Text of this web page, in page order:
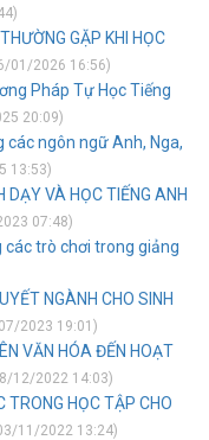
GẶP KHI HỌC
01/2026 16:56)
Pháp Tự Học Tiếng
20:09)
các ngôn ngữ Anh, Nga,
13:53)
VÀ HỌC TIẾNG ANH
07:48)
các trò chơi trong giảng
NGÀNH CHO SINH
2023 19:01)
VĂN HÓA ĐẾN HOẠT
12/2022 14:03)
TRONG HỌC TẬP CHO
11/2022 13:24)